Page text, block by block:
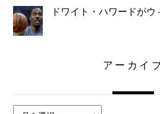
ドワイト・ハワードが
アーカイ